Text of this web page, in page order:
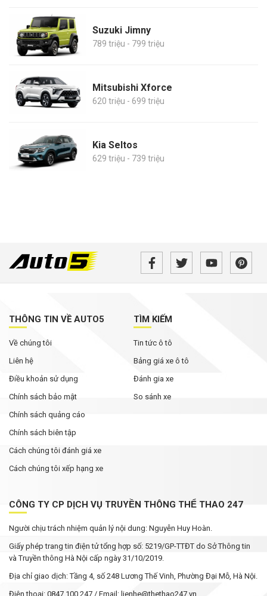
Suzuki Jimny
789 triệu - 799 triệu
Mitsubishi Xforce
620 triệu - 699 triệu
Kia Seltos
629 triệu - 739 triệu
THÔNG TIN VỀ AUTO5
Về chúng tôi
Liên hệ
Điều khoản sử dụng
Chính sách bảo mật
Chính sách quảng cáo
Chính sách biên tập
Cách chúng tôi đánh giá xe
Cách chúng tôi xếp hạng xe
TÌM KIẾM
Tin tức ô tô
Bảng giá xe ô tô
Đánh gia xe
So sánh xe
CÔNG TY CP DỊCH VỤ TRUYỀN THÔNG THỂ THAO 247
Người chịu trách nhiệm quản lý nội dung: Nguyễn Huy Hoàn.
Giấy phép trang tin điện tử tổng hợp số: 5219/GP-TTĐT do Sở Thông tin
và Truyền thông Hà Nội cấp ngày 31/10/2019.
Địa chỉ giao dịch: Tầng 4, số 248 Lương Thế Vinh, Phường Đại Mỗ, Hà Nội.
Điện thoại: 0847 100 247 / Email: lienhe@thethao247.vn